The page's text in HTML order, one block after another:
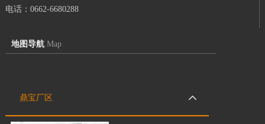
电话：0662-6680288
地图导航 Map
鼎宝厂区